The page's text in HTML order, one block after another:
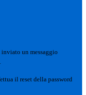
inviato un messaggio
il reset della password